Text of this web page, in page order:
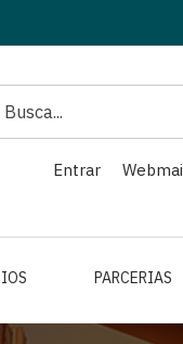
Entrar
PARCERIAS